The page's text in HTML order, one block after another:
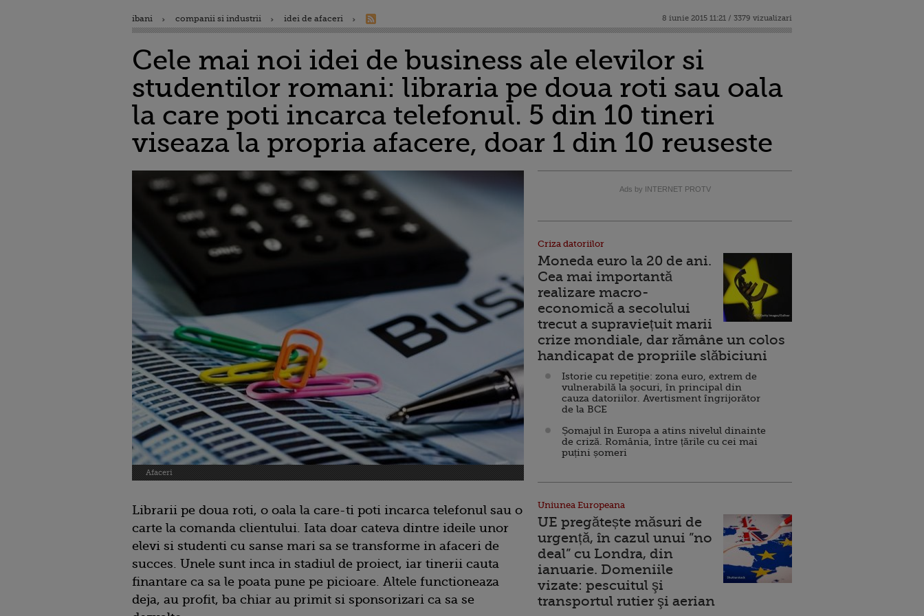
ibani companii si industrii idei de afaceri 8 iunie 2015 11:21 / 3379 vizualizari
Cele mai noi idei de business ale elevilor si
studentilor romani: libraria pe doua roti sau oala
la care poti incarca telefonul. 5 din 10 tineri
viseaza la propria afacere, doar 1 din 10 reuseste
Afaceri
Librarii pe doua roti, o oala la care-ti poti incarca telefonul sau o
carte la comanda clientului. Iata doar cateva dintre ideile unor
elevi si studenti cu sanse mari sa se transforme in afaceri de
succes. Unele sunt inca in stadiul de proiect, iar tinerii cauta
finantare ca sa le poata pune pe picioare. Altele functioneaza
deja, au profit, ba chiar au primit si sponsorizari ca sa se
Ads by INTERNET PROTV
Criza datoriilor
Moneda euro la 20 de ani.
Cea mai importantă
realizare macro-
economică a secolului
trecut a supraviețuit marii
crize mondiale, dar rămâne un colos
handicapat de propriile slăbiciuni
Istorie cu repetiție: zona euro, extrem de
vulnerabilă la șocuri, în principal din
cauza datoriilor. Avertisment îngrijorător
de la BCE
Șomajul în Europa a atins nivelul dinainte
de criză. România, între țările cu cei mai
puțini șomeri
Uniunea Europeana
UE pregătește măsuri de
urgență, în cazul unui ”no
deal” cu Londra, din
ianuarie. Domeniile
vizate: pescuitul şi
transportul rutier şi aerian